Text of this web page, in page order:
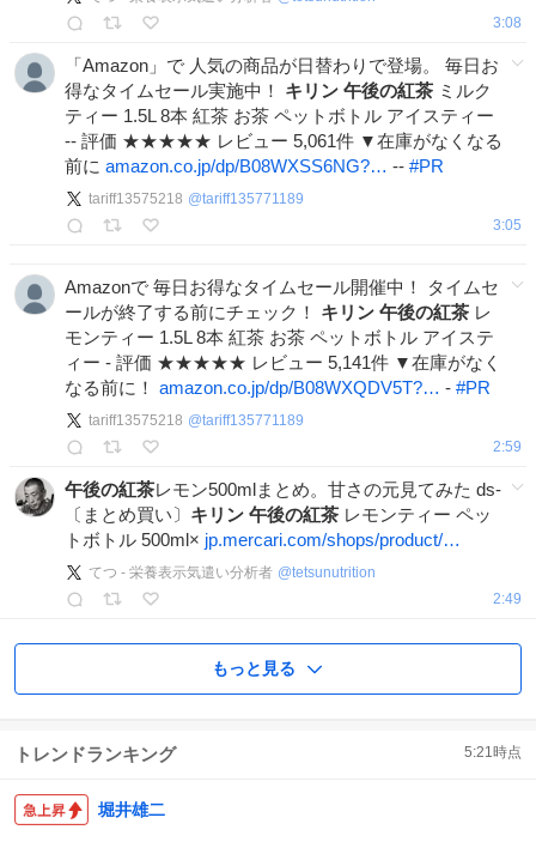
3:08
「Amazon」で 人気の商品が日替わりで登場。 毎日お
得なタイムセール実施中！ キリン 午後の紅茶 ミルク
ティー 1.5L 8本 紅茶 お茶 ペットボトル アイスティー
-- 評価 ★★★★★ レビュー 5,061件 ▼在庫がなくなる
前に amazon.co.jp/dp/B08WXSS6NG?… -- #PR
tariff13575218 @tariff135771189
3:05
Amazonで 毎日お得なタイムセール開催中！ タイムセ
ールが終了する前にチェック！ キリン 午後の紅茶 レ
モンティー 1.5L 8本 紅茶 お茶 ペットボトル アイステ
ィー - 評価 ★★★★★ レビュー 5,141件 ▼在庫がなく
なる前に！ amazon.co.jp/dp/B08WXQDV5T?… - #PR
tariff13575218 @tariff135771189
2:59
午後の紅茶レモン500mlまとめ。甘さの元見てみた ds-
〔まとめ買い〕 キリン 午後の紅茶 レモンティー ペッ
トボトル 500ml× jp.mercari.com/shops/product/…
てつ - 栄養表示気遣い分析者 @tetsunutrition
2:49
もっと見る
トレンドランキング 5:21時点
堀井雄二